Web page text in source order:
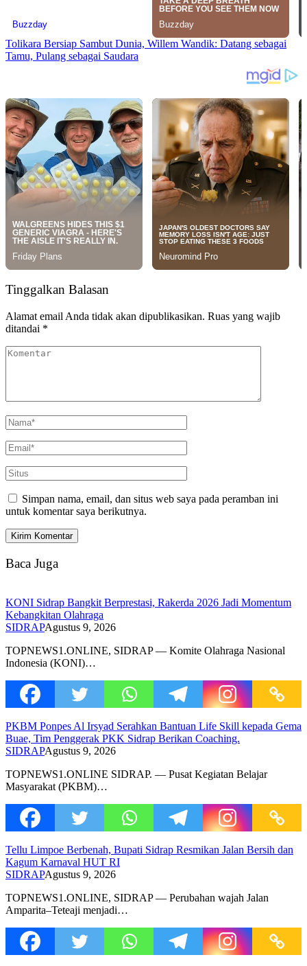
Tolikara Bersiap Sambut Dunia, Willem Wandik: Datang sebagai
Tamu, Pulang sebagai Saudara
Tinggalkan Balasan
Alamat email Anda tidak akan dipublikasikan. Ruas yang wajib
ditandai *
Simpan nama, email, dan situs web saya pada peramban ini
untuk komentar saya berikutnya.
Baca Juga
KONI Sidrap Bangkit Berprestasi, Rakerda 2026 Jadi Momentum
Kebangkitan Olahraga
SIDRAPAgustus 9, 2026
TOPNEWS1.ONLINE, SIDRAP — Komite Olahraga Nasional
Indonesia (KONI)…
PKBM Ponpes Al Irsyad Serahkan Bantuan Life Skill kepada Gema
Buae, Tim Penggerak PKK Sidrap Berikan Coaching.
SIDRAPAgustus 9, 2026
TOPNEWS1.ONLINE SIDRAP. — Pusat Kegiatan Belajar
Masyarakat (PKBM)…
Tellu Limpoe Berbenah, Bupati Sidrap Resmikan Jalan Bersih dan
Kagum Karnaval HUT RI
SIDRAPAgustus 9, 2026
TOPNEWS1.ONLINE, SIDRAP — Perubahan wajah Jalan
Amparita–Teteaji menjadi…